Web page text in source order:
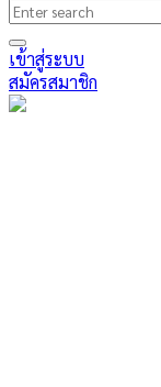
เข้าสู่ระบบ
สมัครสมาชิก